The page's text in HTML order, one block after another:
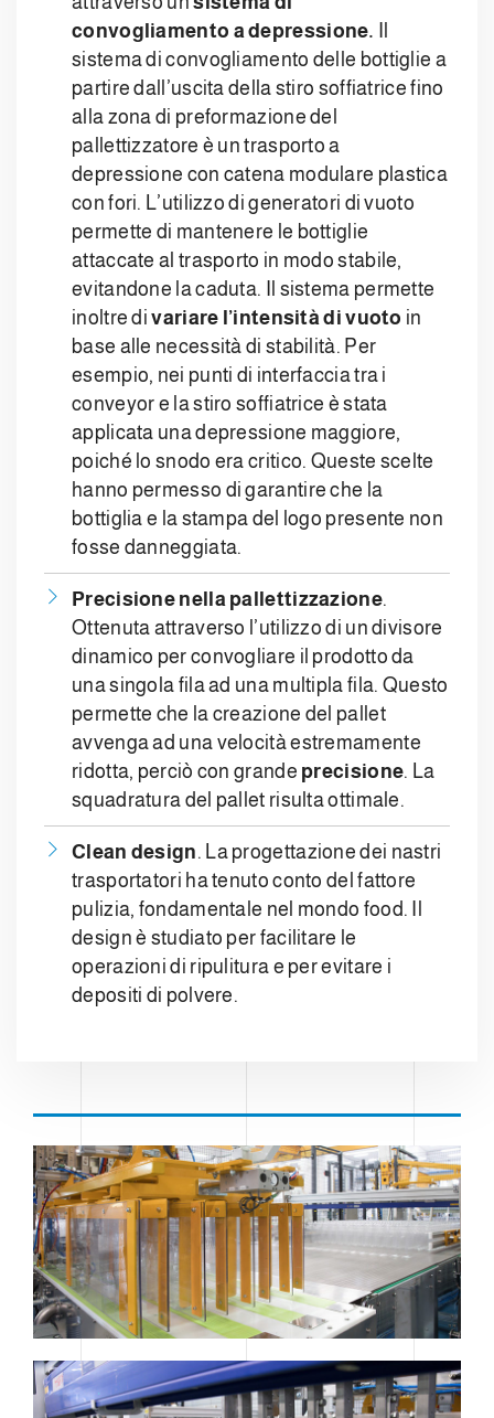
convogliamento a depressione.
sistema di convogliamento delle bottiglie a
partire dall’uscita della stiro soffiatrice fino
alla zona di preformazione del
pallettizzatore è un trasporto a
depressione con catena modulare plastica
con fori. L’utilizzo di generatori di vuoto
permette di mantenere le bottiglie
attaccate al trasporto in modo stabile,
evitandone la caduta. Il sistema permette
inoltre divariare l’intensità di vuoto in
base alle necessità di stabilità. Per
esempio, nei punti di interfaccia tra i
conveyor e la stiro soffiatrice è stata
applicata una depressione maggiore,
poiché lo snodo era critico. Queste scelte
hanno permesso di garantire che la
bottiglia e la stampa del logo presente non
fosse danneggiata.
Precisione nella pallettizzazione.
Ottenuta attraverso l’utilizzo di un divisore
dinamico per convogliare il prodotto da
una singola fila ad una multipla fila. Questo
permette che la creazione del pallet
avvenga ad una velocità estremamente
ridotta, perciò con grande precisione. La
squadratura del pallet risulta ottimale.
Clean design. La progettazione dei nastri
trasportatori ha tenuto conto del fattore
pulizia, fondamentale nel mondo food. Il
design è studiato per facilitare le
operazioni di ripulitura e per evitare i
depositi di polvere.